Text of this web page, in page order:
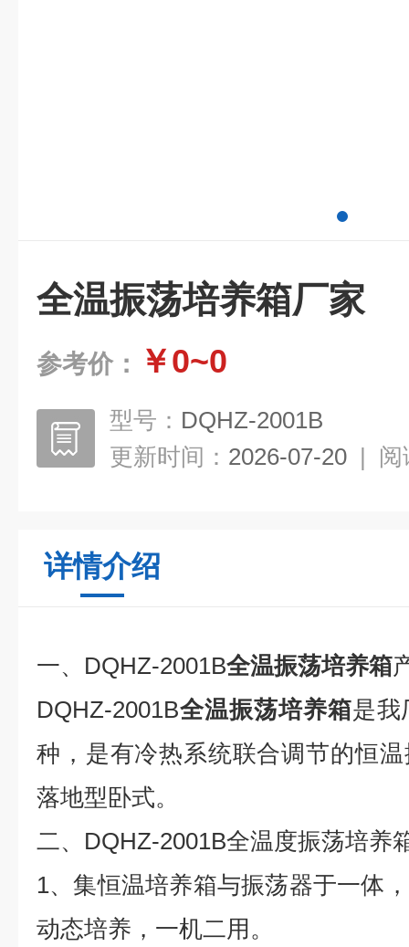
全温振荡培养箱厂家
参考价： ￥0~0
型号： DQHZ-2001B
更新时间： 2026-07-20 | 阅
详情介绍
一、DQHZ-2001B全温振荡培养箱
DQHZ-2001B全温振荡培养箱是我
种，是有冷热系统联合调节的恒
落地型卧式。
二、DQHZ-2001B全温度振荡培养
1、集恒温培养箱与振荡器于一体
动态培养，一机二用。